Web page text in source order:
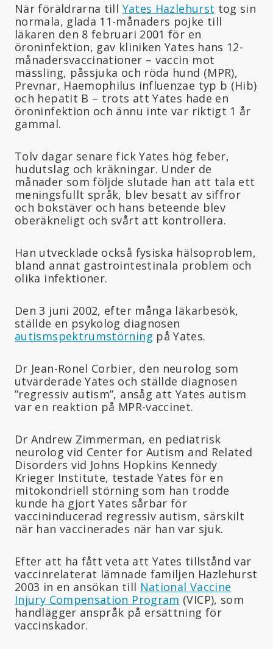
När föräldrarna till Yates Hazlehurst tog sin
normala, glada 11-månaders pojke till
läkaren den 8 februari 2001 för en
öroninfektion, gav kliniken Yates hans 12-
månadersvaccinationer – vaccin mot
mässling, påssjuka och röda hund (MPR),
Prevnar, Haemophilus influenzae typ b (Hib)
och hepatit B – trots att Yates hade en
öroninfektion och ännu inte var riktigt 1 år
gammal.
Tolv dagar senare fick Yates hög feber,
hudutslag och kräkningar. Under de
månader som följde slutade han att tala ett
meningsfullt språk, blev besatt av siffror
och bokstäver och hans beteende blev
oberäkneligt och svårt att kontrollera.
Han utvecklade också fysiska hälsoproblem,
bland annat gastrointestinala problem och
olika infektioner.
Den 3 juni 2002, efter många läkarbesök,
ställde en psykolog diagnosen
autismspektrumstörning på Yates.
Dr Jean-Ronel Corbier, den neurolog som
utvärderade Yates och ställde diagnosen
”regressiv autism”, ansåg att Yates autism
var en reaktion på MPR-vaccinet.
Dr Andrew Zimmerman, en pediatrisk
neurolog vid Center for Autism and Related
Disorders vid Johns Hopkins Kennedy
Krieger Institute, testade Yates för en
mitokondriell störning som han trodde
kunde ha gjort Yates sårbar för
vaccininducerad regressiv autism, särskilt
när han vaccinerades när han var sjuk.
Efter att ha fått veta att Yates tillstånd var
vaccinrelaterat lämnade familjen Hazlehurst
2003 in en ansökan till National Vaccine
Injury Compensation Program (VICP), som
handlägger anspråk på ersättning för
vaccinskador.